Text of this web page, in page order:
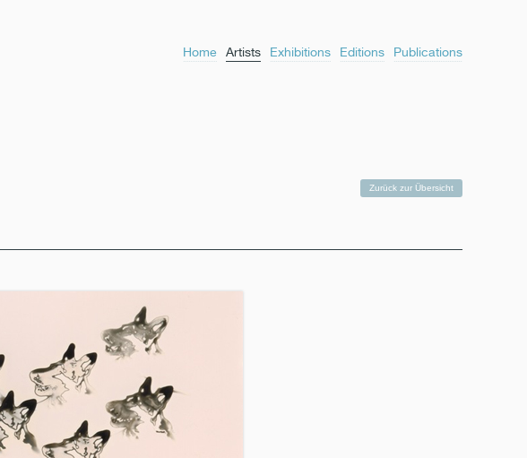
Publications
Editions
Exhibitions
Artists
Home
Zurück zur Übersicht